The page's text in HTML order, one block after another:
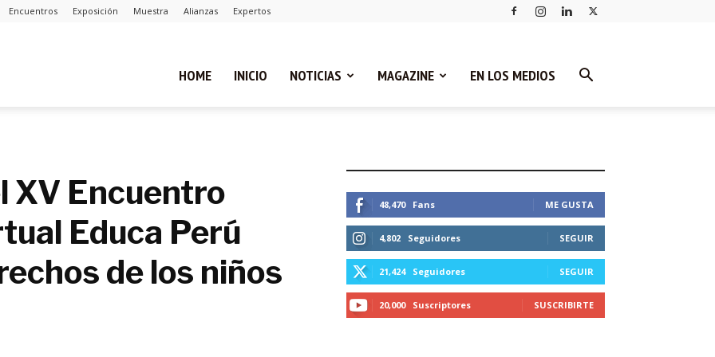
Encuentros Exposición Muestra Alianzas Expertos
HOME INICIO NOTICIAS MAGAZINE EN LOS MEDIOS
XV Encuentro
Educa Perú
de los niños
48,470 Fans ME GUSTA
4,802 Seguidores SEGUIR
21,424 Seguidores SEGUIR
20,000 Suscriptores SUSCRIBIRTE